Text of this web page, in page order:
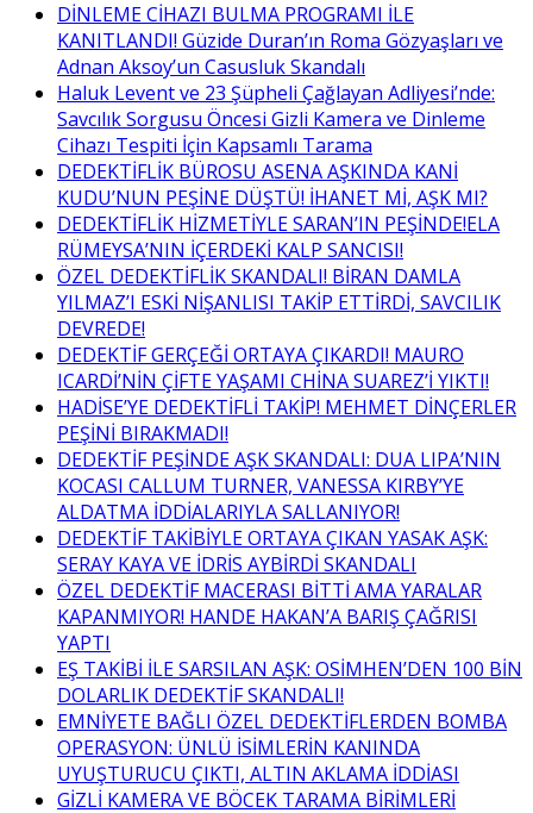
DİNLEME CİHAZI BULMA PROGRAMI İLE
KANITLANDI! Güzide Duran’ın Roma Gözyaşları ve
Adnan Aksoy’un Casusluk Skandalı
Haluk Levent ve 23 Şüpheli Çağlayan Adliyesi’nde:
Savcılık Sorgusu Öncesi Gizli Kamera ve Dinleme
Cihazı Tespiti İçin Kapsamlı Tarama
DEDEKTİFLİK BÜROSU ASENA AŞKINDA KANİ
KUDU’NUN PEŞİNE DÜŞTÜ! İHANET Mİ, AŞK MI?
DEDEKTİFLİK HİZMETİYLE SARAN’IN PEŞİNDE!ELA
RÜMEYSA’NIN İÇERDEKİ KALP SANCISI!
ÖZEL DEDEKTİFLİK SKANDALI! BİRAN DAMLA
YILMAZ’I ESKİ NİŞANLISI TAKİP ETTİRDİ, SAVCILIK
DEVREDE!
DEDEKTİF GERÇEĞİ ORTAYA ÇIKARDI! MAURO
ICARDİ’NİN ÇİFTE YAŞAMI CHİNA SUAREZ’İ YIKTI!
HADİSE’YE DEDEKTİFLİ TAKİP! MEHMET DİNÇERLER
PEŞİNİ BIRAKMADI!
DEDEKTİF PEŞİNDE AŞK SKANDALI: DUA LIPA’NIN
KOCASI CALLUM TURNER, VANESSA KIRBY’YE
ALDATMA İDDİALARIYLA SALLANIYOR!
DEDEKTİF TAKİBİYLE ORTAYA ÇIKAN YASAK AŞK:
SERAY KAYA VE İDRİS AYBİRDİ SKANDALI
ÖZEL DEDEKTİF MACERASI BİTTİ AMA YARALAR
KAPANMIYOR! HANDE HAKAN’A BARIŞ ÇAĞRISI
YAPTI
EŞ TAKİBİ İLE SARSILAN AŞK: OSİMHEN’DEN 100 BİN
DOLARLIK DEDEKTİF SKANDALI!
EMNİYETE BAĞLI ÖZEL DEDEKTİFLERDEN BOMBA
OPERASYON: ÜNLÜ İSİMLERİN KANINDA
UYUŞTURUCU ÇIKTI, ALTIN AKLAMA İDDİASI
GİZLİ KAMERA VE BÖCEK TARAMA BİRİMLERİ